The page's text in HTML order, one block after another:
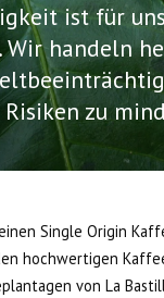
ist für
Wir handeln
zu
Single Origin
hochwertigen
von La